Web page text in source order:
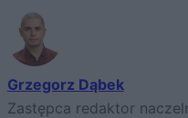
Grzegorz Dąbek
Zastępca redaktor